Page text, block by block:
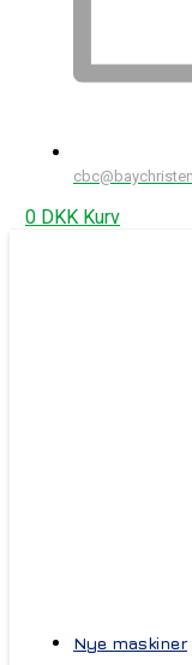
0 DKK Kurv
Nye maskiner